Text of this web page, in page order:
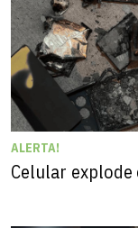
ALERTA!
Celular